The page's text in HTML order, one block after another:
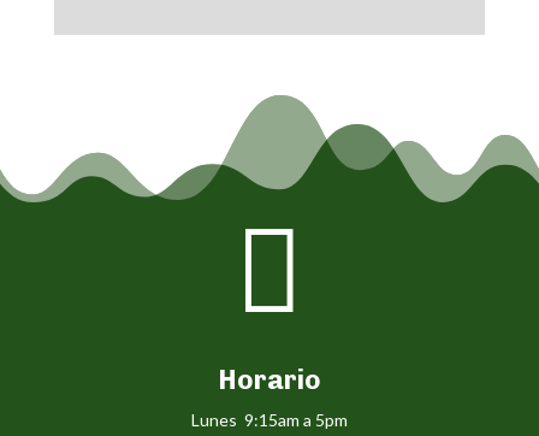

Horario
Lunes 9:15am a 5pm